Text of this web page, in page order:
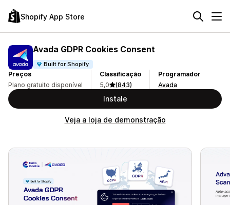
Shopify App Store
Avada GDPR Cookies Consent
Built for Shopify
Preços
Plano gratuito disponível
Classificação
5,0
(843)
Programador
Avada
Instale
Veja a loja de demonstração